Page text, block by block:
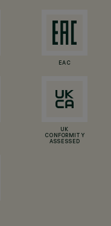
EAC
UK
CONFORMITY
ASSESSED